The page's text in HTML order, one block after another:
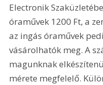
Electronik
óraművek 1200 Ft, a
az ingás óraművek
vásárolhatók meg. A
magunknak
mérete megfelelő.